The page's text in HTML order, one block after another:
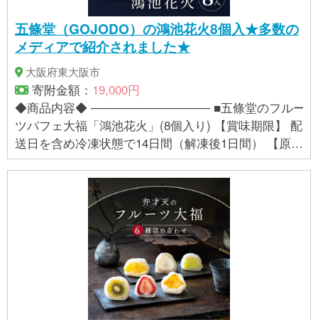
五條堂（GOJODO）の鴻池花火8個入★多数の
メディアで紹介されました★
大阪府東大阪市
寄附金額： 19,000円
◆商品内容◆ ────────────── ■五條堂のフルー
ツパフェ大福「鴻池花火」(8個入り) 【賞味期限】 配
送日を含め冷凍状態で14日間（解凍後1日間） 【原材
料】 砂糖、餅粉、小豆生餡、パイナップル、バナ
ナ、オレンジ、ブルーベリー、フランボワーズ、生
クリーム、卵、米粉、米油、でんぷん／トレハロー
ス（一部に乳成分・卵・バナナ・オレンジを含む）
／栄養成分表示（100ｇ当たり）エネルギー213kcal
たんぱく質3.0ｇ 脂質3.5ｇ 炭水化物42.3ｇ 食
塩相当量0.02ｇ（推定値） 【アレルギー表示】 卵、
乳、オレンジ、バナナ ■地場産品基準：3号 東大阪市
内において返礼品等の製造、加工その他の工程のう